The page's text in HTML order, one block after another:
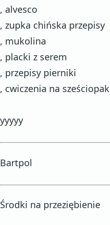
, alvesco
, zupka chińska przepisy
, mukolina
, placki z serem
, przepisy pierniki
, cwiczenia na sześciopak
yyyyy
Bartpol
Środki na przeziębienie